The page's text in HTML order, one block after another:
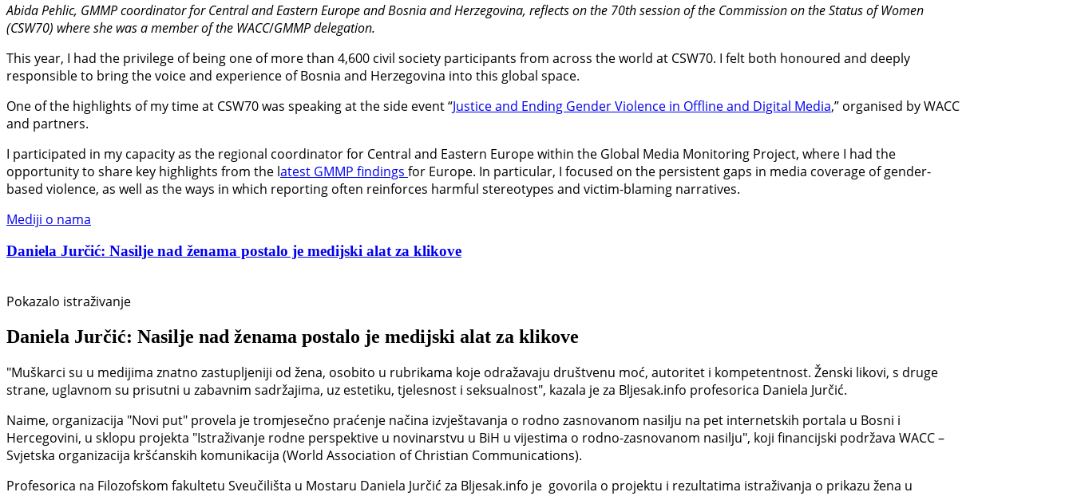
Abida Pehlic, GMMP coordinator for Central and Eastern Europe and Bosnia and Herzegovina, reflects on the 70th session of the Commission on the Status of Women
(CSW70) where she was a member of the WACC/GMMP delegation.
This year, I had the privilege of being one of more than 4,600 civil society participants from across the world at CSW70. I felt both honoured and deeply
responsible to bring the voice and experience of Bosnia and Herzegovina into this global space.
One of the highlights of my time at CSW70 was speaking at the side event “Justice and Ending Gender Violence in Offline and Digital Media,” organised by WACC
and partners.
I participated in my capacity as the regional coordinator for Central and Eastern Europe within the Global Media Monitoring Project, where I had the
opportunity to share key highlights from the latest GMMP findings for Europe. In particular, I focused on the persistent gaps in media coverage of gender-
based violence, as well as the ways in which reporting often reinforces harmful stereotypes and victim-blaming narratives.
Mediji o nama
Daniela Jurčić: Nasilje nad ženama postalo je medijski alat za klikove
Pokazalo istraživanje
Daniela Jurčić: Nasilje nad ženama postalo je medijski alat za klikove
"Muškarci su u medijima znatno zastupljeniji od žena, osobito u rubrikama koje odražavaju društvenu moć, autoritet i kompetentnost. Ženski likovi, s druge
strane, uglavnom su prisutni u zabavnim sadržajima, uz estetiku, tjelesnost i seksualnost", kazala je za Bljesak.info profesorica Daniela Jurčić.
Naime, organizacija "Novi put" provela je tromjesečno praćenje načina izvještavanja o rodno zasnovanom nasilju na pet internetskih portala u Bosni i
Hercegovini, u sklopu projekta "Istraživanje rodne perspektive u novinarstvu u BiH u vijestima o rodno-zasnovanom nasilju", koji financijski podržava WACC –
Svjetska organizacija kršćanskih komunikacija (World Association of Christian Communications).
Profesorica na Filozofskom fakultetu Sveučilišta u Mostaru Daniela Jurčić za Bljesak.info je govorila o projektu i rezultatima istraživanja o prikazu žena u